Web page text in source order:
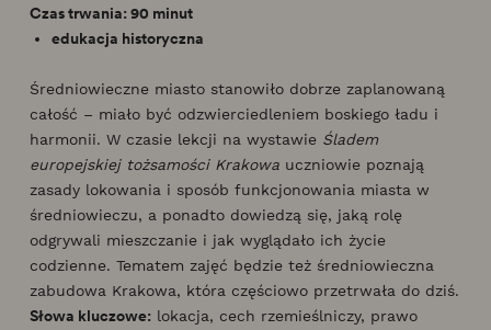
Czas trwania: 90 minut
edukacja historyczna
Średniowieczne miasto stanowiło dobrze zaplanowaną
całość – miało być odzwierciedleniem boskiego ładu i
harmonii. W czasie lekcji na wystawie Śladem
europejskiej tożsamości Krakowa uczniowie poznają
zasady lokowania i sposób funkcjonowania miasta w
średniowieczu, a ponadto dowiedzą się, jaką rolę
odgrywali mieszczanie i jak wyglądało ich życie
codzienne. Tematem zajęć będzie też średniowieczna
zabudowa Krakowa, która częściowo przetrwała do dziś.
Słowa kluczowe: lokacja, cech rzemieślniczy, prawo